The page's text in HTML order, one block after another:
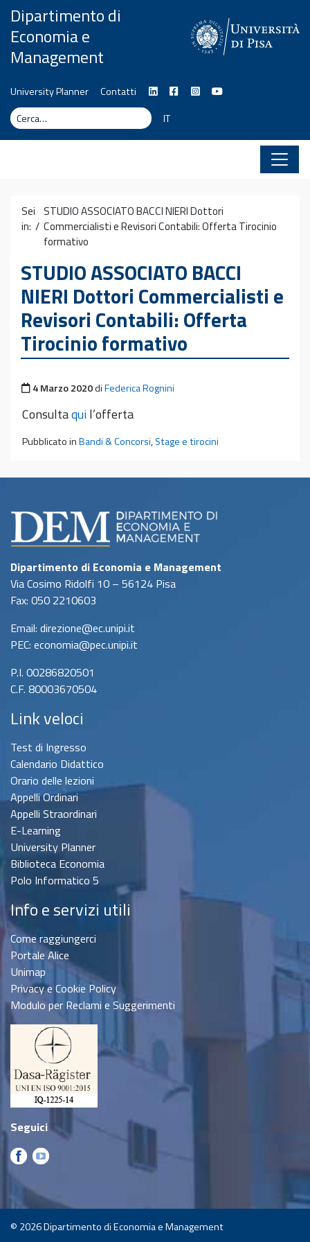
Vai al contenuto
Dipartimento di
Economia e
Management
University Planner
Contatti
Cerca
CercaIT
Sei
in: /
STUDIO ASSOCIATO BACCI NIERI Dottori
Commercialisti e Revisori Contabili: Offerta Tirocinio
formativo
STUDIO ASSOCIATO BACCI
NIERI Dottori Commercialisti e
Revisori Contabili: Offerta
Tirocinio formativo
Pubblicato il
4 Marzo 2020diFederica Rognini
Consultaquil’offerta
Pubblicato inBandi & Concorsi,Stage e tirocini
Dipartimento di Economia e Management
Via Cosimo Ridolfi 10 – 56124 Pisa
Fax: 050 2210603
Email: direzione@ec.unipi.it
PEC: economia@pec.unipi.it
P.I. 00286820501
C.F. 80003670504
Link veloci
Test di Ingresso
Calendario Didattico
Orario delle lezioni
Appelli Ordinari
Appelli Straordinari
E-Learning
University Planner
Biblioteca Economia
Polo Informatico 5
Info e servizi utili
Come raggiungerci
Portale Alice
Unimap
Privacy e Cookie Policy
Modulo per Reclami e Suggerimenti
Seguici
© 2026Dipartimento di Economia e Management